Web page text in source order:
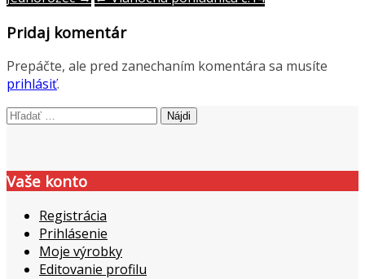
navigation
Pridaj komentár
Prepáčte, ale pred zanechaním komentára sa musíte
prihlásiť.
Hľadať:
Vaše konto
Registrácia
Prihlásenie
Moje výrobky
Editovanie profilu